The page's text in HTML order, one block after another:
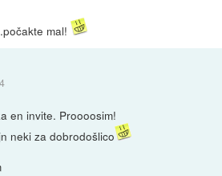
mal!
en invite. Proooosim!
neki za dobrodošlico